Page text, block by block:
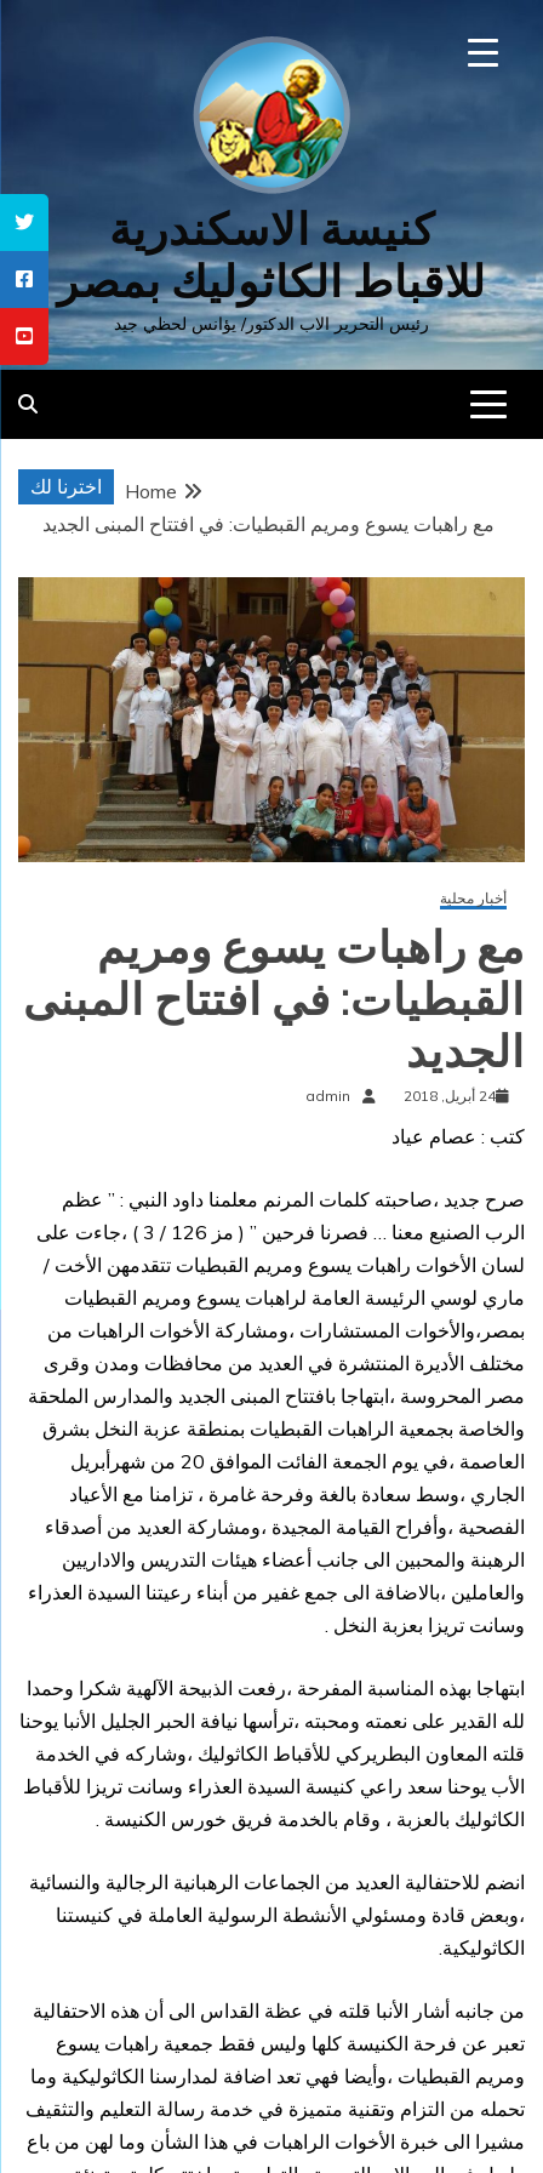
كنيسة الاسكندرية
للاقباط الكاثوليك بمصر
رئيس التحرير الاب الدكتور/ يؤانس لحظي جيد
اخترنا لك
Home
مع راهبات يسوع ومريم القبطيات: في افتتاح المبنى الجديد
أخبار محلية
مع راهبات يسوع ومريم
القبطيات: في افتتاح المبنى
الجديد
24 أبريل, 2018 admin
كتب : عصام عياد
صرح جديد ،صاحبته كلمات المرنم معلمنا داود النبي : ” عظم
الرب الصنيع معنا … فصرنا فرحين ” ( مز 126 / 3 ) ،جاءت على
لسان الأخوات راهبات يسوع ومريم القبطيات تتقدمهن الأخت /
ماري لوسي الرئيسة العامة لراهبات يسوع ومريم القبطيات
بمصر،والأخوات المستشارات ،ومشاركة الأخوات الراهبات من
مختلف الأديرة المنتشرة في العديد من محافظات ومدن وقرى
مصر المحروسة ،ابتهاجا بافتتاح المبنى الجديد والمدارس الملحقة
والخاصة بجمعية الراهبات القبطيات بمنطقة عزبة النخل بشرق
العاصمة ،في يوم الجمعة الفائت الموافق 20 من شهرأبريل
الجاري ،وسط سعادة بالغة وفرحة غامرة ، تزامنا مع الأعياد
الفصحية ،وأفراح القيامة المجيدة ،ومشاركة العديد من أصدقاء
الرهبنة والمحبين الى جانب أعضاء هيئات التدريس والاداريين
والعاملين ،بالاضافة الى جمع غفير من أبناء رعيتنا السيدة العذراء
وسانت تريزا بعزبة النخل .
ابتهاجا بهذه المناسبة المفرحة ،رفعت الذبيحة الآلهية شكرا وحمدا
لله القدير على نعمته ومحبته ،ترأسها نيافة الحبر الجليل الأنبا يوحنا
قلته المعاون البطريركي للأقباط الكاثوليك ،وشاركه في الخدمة
الأب يوحنا سعد راعي كنيسة السيدة العذراء وسانت تريزا للأقباط
الكاثوليك بالعزبة ، وقام بالخدمة فريق خورس الكنيسة .
انضم للاحتفالية العديد من الجماعات الرهبانية الرجالية والنسائية
،وبعض قادة ومسئولي الأنشطة الرسولية العاملة في كنيستنا
الكاثوليكية.
من جانبه أشار الأنبا قلته في عظة القداس الى أن هذه الاحتفالية
تعبر عن فرحة الكنيسة كلها وليس فقط جمعية راهبات يسوع
ومريم القبطيات ،وأيضا فهي تعد اضافة لمدارسنا الكاثوليكية وما
تحمله من التزام وتقنية متميزة في خدمة رسالة التعليم والتثقيف
مشيرا الى خبرة الأخوات الراهبات في هذا الشأن وما لهن من باع